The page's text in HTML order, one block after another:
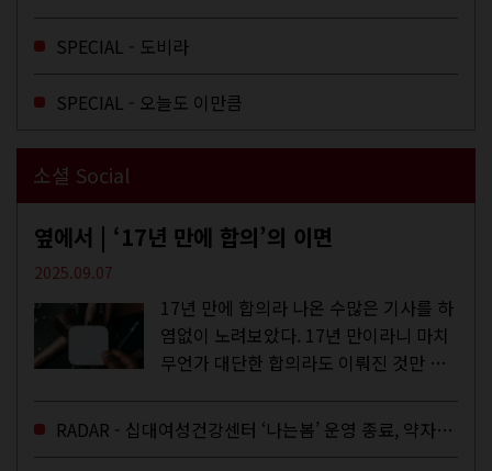
에 스며드는 경험을 하기도 한다. 좀처럼
듣지 않던 장르의 노래를...
SPECIAL - 도비라
SPECIAL - 오늘도 이만큼
소셜 Social
옆에서 | ‘17년 만에 합의’의 이면
2025.09.07
17년 만에 합의라 나온 수많은 기사를 하
염없이 노려보았다. 17년 만이라니 마치
무언가 대단한 합의라도 이뤄진 것만 같
을 결정하는 심의기구인 최저임금위원회
에 대한 소식을 전하는 기사였는데,...
RADAR - 십대여성건강센터 ‘나는봄’ 운영 종료, 약자로부터 멀어지는 도시